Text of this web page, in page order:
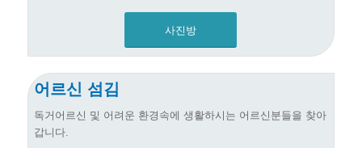
사진방
어르신 섬김
독거어르신 및 어려운 환경속에 생활하시는 어르신분들을 찾아
갑니다.